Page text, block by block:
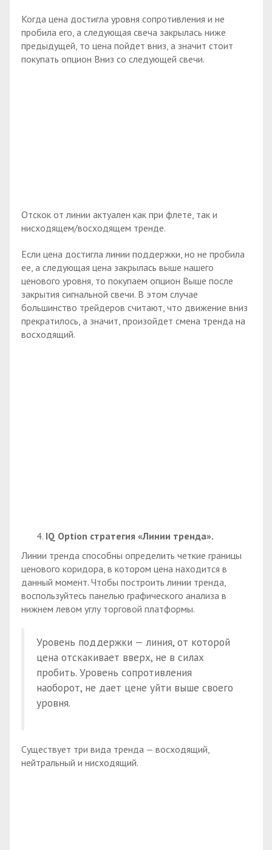
Когда цена достигла уровня сопротивления и не
пробила его, а следующая свеча закрылась ниже
предыдущей, то цена пойдет вниз, а значит стоит
покупать опцион Вниз со следующей свечи.
Отскок от линии актуален как при флете, так и
нисходящем/восходящем тренде.
Если цена достигла линии поддержки, но не пробила
ее, а следующая цена закрылась выше нашего
ценового уровня, то покупаем опцион Выше после
закрытия сигнальной свечи. В этом случае
большинство трейдеров считают, что движение вниз
прекратилось, а значит, произойдет смена тренда на
восходящий.
IQ Option стратегия «Линии тренда».
Линии тренда способны определить четкие границы
ценового коридора, в котором цена находится в
данный момент. Чтобы построить линии тренда,
воспользуйтесь панелью графического анализа в
нижнем левом углу торговой платформы.
Уровень поддержки — линия, от которой
цена отскакивает вверх, не в силах
пробить. Уровень сопротивления
наоборот, не дает цене уйти выше своего
уровня.
Существует три вида тренда — восходящий,
нейтральный и нисходящий.